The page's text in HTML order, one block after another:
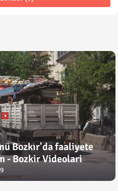
Bozkır'da faaliyete
- Bozkir Videolari